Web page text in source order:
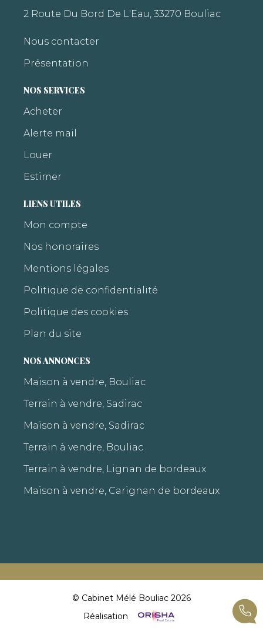
2 Route Du Bord De L'Eau, 33270 Bouliac
Nous contacter
Présentation
NOS SERVICES
Acheter
Alerte mail
Louer
Estimer
LIENS UTILES
Mon compte
Nos honoraires
Mentions légales
Politique de confidentialité
Politique des cookies
Plan du site
NOS ANNONCES
Maison à vendre, Bouliac
Terrain à vendre, Sadirac
Maison à vendre, Sadirac
Terrain à vendre, Bouliac
Terrain à vendre, Lignan de bordeaux
Maison à vendre, Carignan de bordeaux
© Cabinet Mélé Bouliac 2026
Réalisation